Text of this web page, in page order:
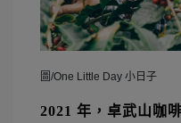
圖/One Little Day 小日子
2021 年，卓武山咖